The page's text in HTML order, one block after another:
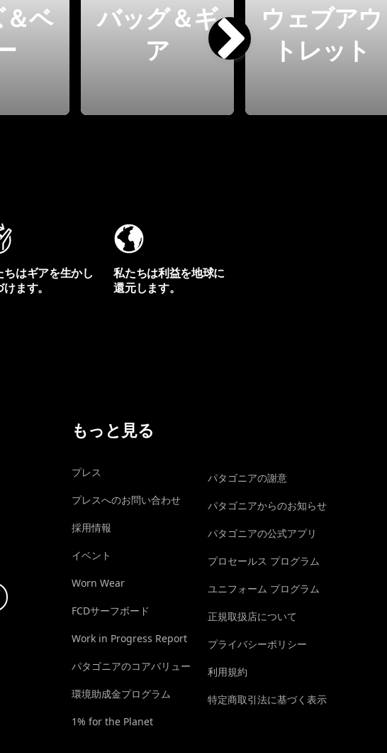
ベ
バッグ＆ギ
ア
ウェブアウ
トレット
ちはギアを生かし
ます。
私たちは利益を地球に
還元します。
もっと見る
プレス
プレスへのお問い合わせ
採用情報
イベント
Worn Wear
FCDサーフボード
Work in Progress Report
パタゴニアのコアバリュー
環境助成金プログラム
1% for the Planet
パタゴニアの謝意
パタゴニアからのお知らせ
パタゴニアの公式アプリ
プロセールス プログラム
ユニフォーム プログラム
正規取扱店について
プライバシーポリシー
利用規約
特定商取引法に基づく表示